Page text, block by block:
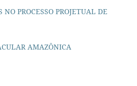
NO PROCESSO PROJETUAL DE
AMAZÔNICA